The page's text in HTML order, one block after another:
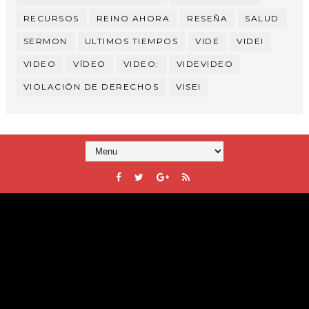
RECURSOS REINO AHORA RESEÑA SALUD
SERMON ULTIMOS TIEMPOS VIDE VIDEI
VIDEO VÍDEO VIDEO: VIDEVIDEO
VIOLACIÓN DE DERECHOS VISEI